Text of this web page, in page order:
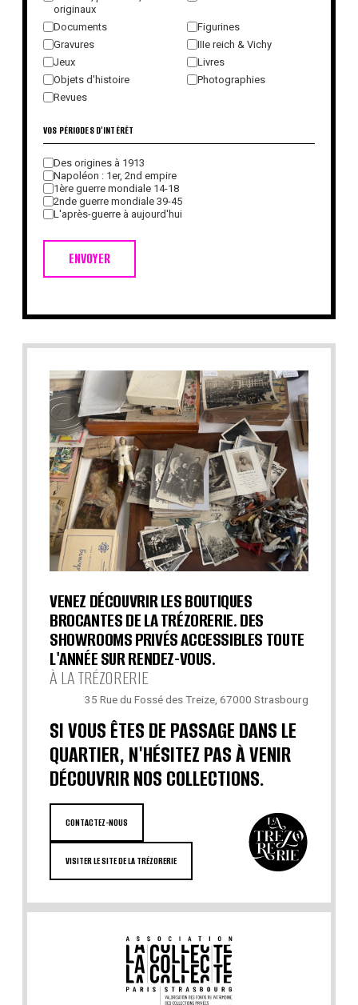
originaux
Documents
Figurines
Gravures
IIIe reich & Vichy
Jeux
Livres
Objets d'histoire
Photographies
Revues
ENVOYER
VOS PÉRIODES D'INTÉRÊT
Des origines à 1913
Napoléon : 1er, 2nd empire
1ère guerre mondiale 14-18
2nde guerre mondiale 39-45
L'après-guerre à aujourd'hui
VENEZ DÉCOUVRIR LES BOUTIQUES
BROCANTES DE LA TRÉZORERIE. DES
SHOWROOMS PRIVÉS ACCESSIBLES TOUTE
L'ANNÉE SUR RENDEZ-VOUS.
À LA TRÉZORERIE
35 Rue du Fossé des Treize, 67000 Strasbourg
SI VOUS ÊTES DE PASSAGE DANS LE
QUARTIER, N'HÉSITEZ PAS À VENIR
DÉCOUVRIR NOS COLLECTIONS.
CONTACTEZ-NOUS
VISITER LE SITE DE LA TRÉZORERIE